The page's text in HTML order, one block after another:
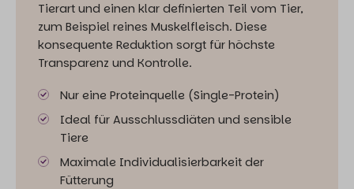
Tierart und einen klar definierten Teil vom Tier,
zum Beispiel reines Muskelfleisch. Diese
konsequente Reduktion sorgt für höchste
Transparenz und Kontrolle.
Nur eine Proteinquelle (Single-Protein)
Ideal für Ausschlussdiäten und sensible
Tiere
Maximale Individualisierbarkeit der
Fütterung